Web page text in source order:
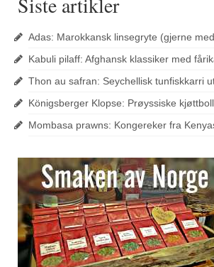
Adas: Marokkansk linsegryte (gjerne
Kabuli pilaff: Afghansk klassiker med
Thon au safran: Seychellisk tunfiskkarri
Königsberger Klopse: Prøyssiske
Mombasa prawns: Kongereker fra